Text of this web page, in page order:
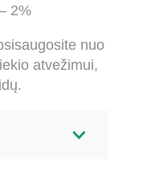
2%
nuo
atvežimui,